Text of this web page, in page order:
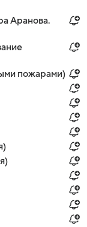
Аранова.
пожарами)